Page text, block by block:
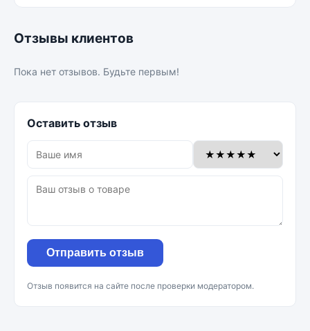
Отзывы клиентов
Пока нет отзывов. Будьте первым!
Оставить отзыв
Отправить отзыв
Отзыв появится на сайте после проверки модератором.